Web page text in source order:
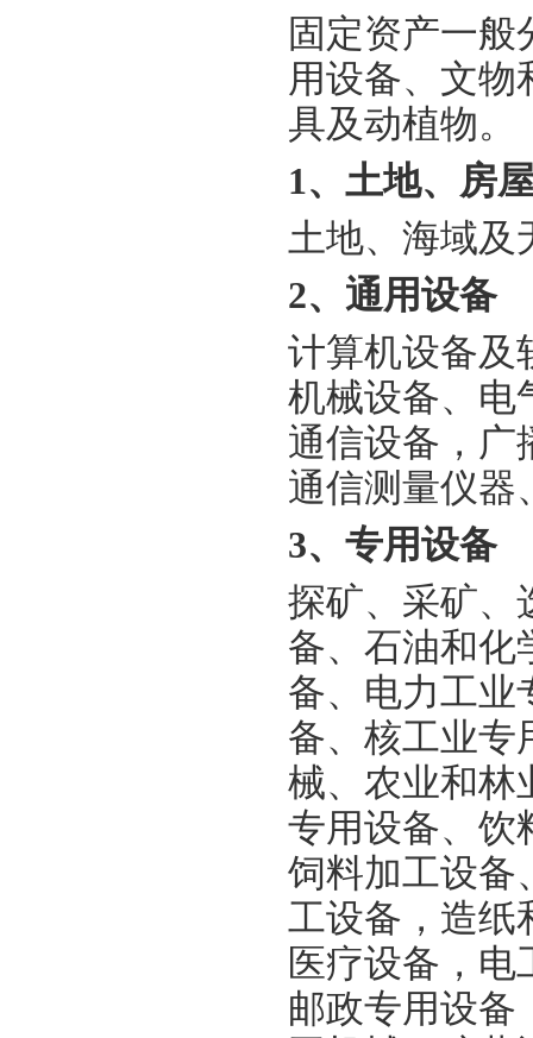
固定资产一般
用设备、文物
具及动植物。
1、土地、房
土地、海域及
2、通用设备
计算机设备及
机械设备、电
通信设备，广
通信测量仪器
3、专用设备
探矿、采矿、
备、石油和化
备、电力工业
备、核工业专
械、农业和林
专用设备、饮
饲料加工设备
工设备，造纸
医疗设备，
邮政专用设备